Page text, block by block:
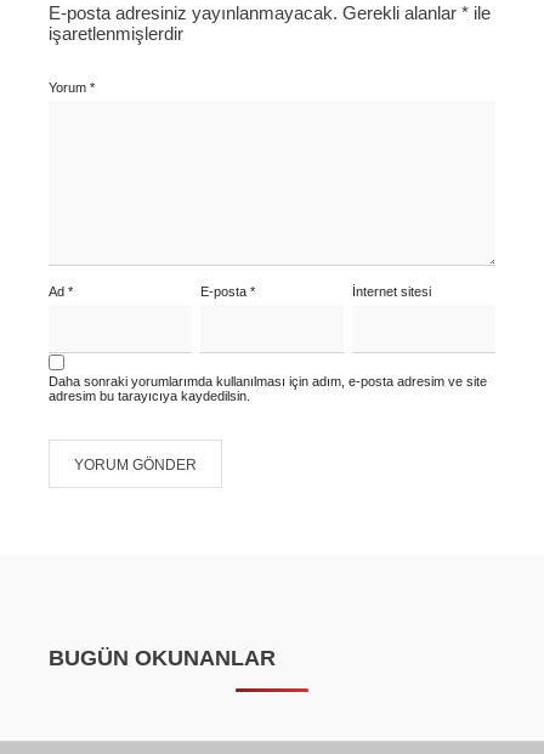
E-posta adresiniz yayınlanmayacak. Gerekli alanlar * ile
işaretlenmişlerdir
Yorum *
Ad * E-posta* İnternet sitesi
Daha sonraki yorumlarımda kullanılması için adım, e-posta adresim ve site
adresim bu tarayıcıya kaydedilsin.
BUGÜN OKUNANLAR